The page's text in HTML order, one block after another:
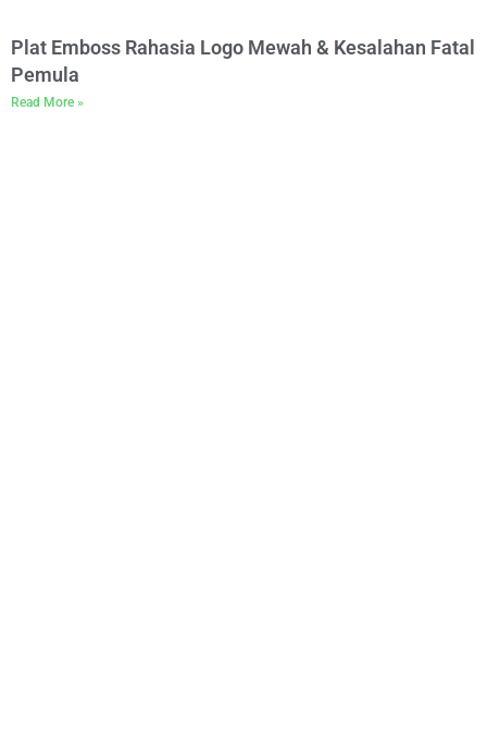
Plat Emboss Rahasia Logo Mewah & Kesalahan Fatal
Pemula
Read More »